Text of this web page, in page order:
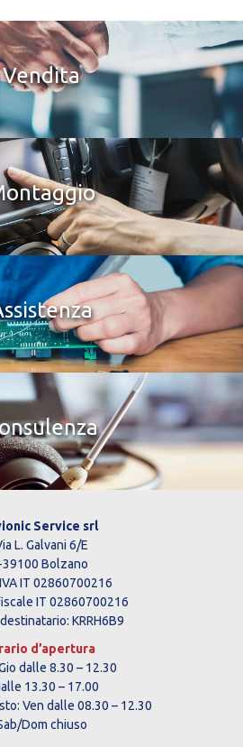
Vendita
Service srl
L. Galvani 6/E
39100 Bolzano
IT 02860700216
IT 02860700216
KRRH6B9
d’apertura
dalle 8.30 – 12.30
13.30 – 17.00
Ven dalle 08.30 – 12.30
Dom chiuso